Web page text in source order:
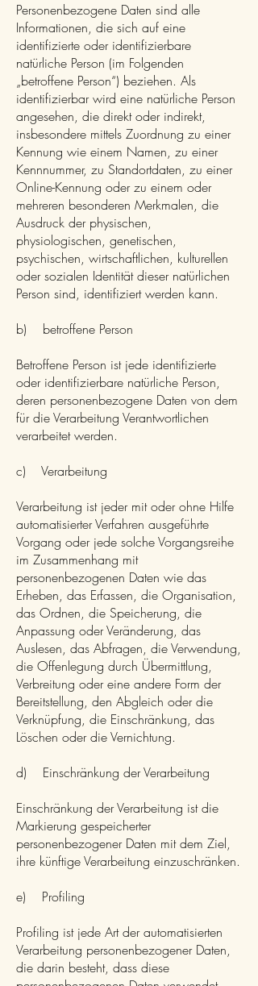
Personenbezogene Daten sind alle
Informationen, die sich auf eine
identifizierte oder identifizierbare
natürliche Person (im Folgenden
„betroffene Person“) beziehen. Als
identifizierbar wird eine natürliche Person
angesehen, die direkt oder indirekt,
insbesondere mittels Zuordnung zu einer
Kennung wie einem Namen, zu einer
Kennnummer, zu Standortdaten, zu einer
Online-Kennung oder zu einem oder
mehreren besonderen Merkmalen, die
Ausdruck der physischen,
physiologischen, genetischen,
psychischen, wirtschaftlichen, kulturellen
oder sozialen Identität dieser natürlichen
Person sind, identifiziert werden kann.
b) betroffene Person
Betroffene Person ist jede identifizierte
oder identifizierbare natürliche Person,
deren personenbezogene Daten von dem
für die Verarbeitung Verantwortlichen
verarbeitet werden.
c) Verarbeitung
Verarbeitung ist jeder mit oder ohne Hilfe
automatisierter Verfahren ausgeführte
Vorgang oder jede solche Vorgangsreihe
im Zusammenhang mit
personenbezogenen Daten wie das
Erheben, das Erfassen, die Organisation,
das Ordnen, die Speicherung, die
Anpassung oder Veränderung, das
Auslesen, das Abfragen, die Verwendung,
die Offenlegung durch Übermittlung,
Verbreitung oder eine andere Form der
Bereitstellung, den Abgleich oder die
Verknüpfung, die Einschränkung, das
Löschen oder die Vernichtung.
d) Einschränkung der Verarbeitung
Einschränkung der Verarbeitung ist die
Markierung gespeicherter
personenbezogener Daten mit dem Ziel,
ihre künftige Verarbeitung einzuschränken.
e) Profiling
Profiling ist jede Art der automatisierten
Verarbeitung personenbezogener Daten,
die darin besteht, dass diese